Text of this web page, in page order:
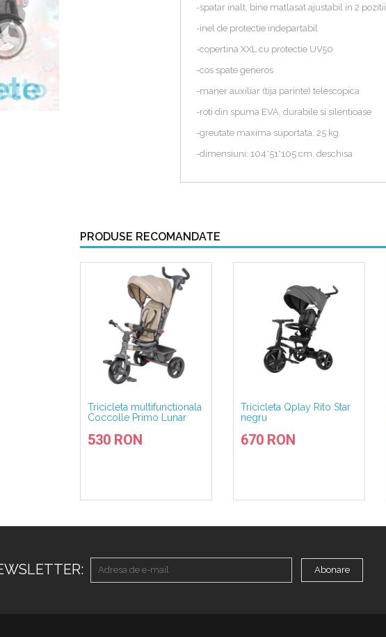
-spatar inalt, bine matlasat ajustabil in 2 pozitii
-inel de protectie indepartabil
-copertina XXL cu protectie UV50
-cos spate generos
-maner auxiliar (tija parinte) telescopica
-roti din spuma EVA, durabile si silentioase
-greutate maxima suportata: 25 kg
-dimensiuni: 104*51*105 cm, deschisa
PRODUSE RECOMANDATE
Tricicleta multifunctionala
Coccolle Primo Lunar
530 RON
Tricicleta Qplay Rito Star
negru
670 RON
Abonare